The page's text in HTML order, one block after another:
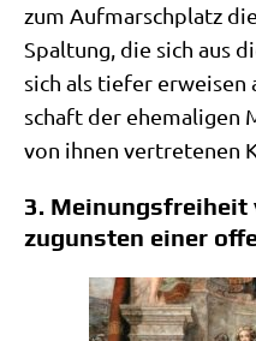
zum Auf­marsch­platz
Spal­tung, die sich aus
sich als tie­fer
schaft der ehe­ma­li­gen
von ihnen ver­tre­te­nen
3. Meinungsfreiheit
zugunsten einer